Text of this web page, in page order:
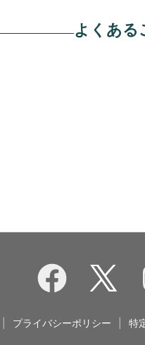
よくある
プライバシーポリシー 特